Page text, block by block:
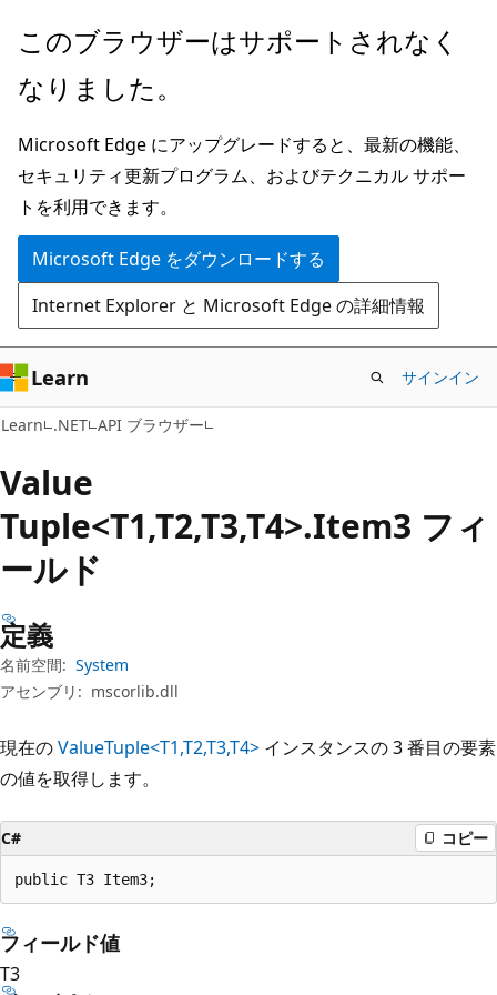
メ
ン
ン
テ
ン
ツ
に
ス
キ
ッ
プ
ペ
ジ
ナ
ビ
ゲ
ー
シ
ョ
ン
に
ス
キ
ッ
プ
このブラウザーはサポートされなく
なりました。
Microsoft Edge にアップグレードすると、最新の機能、
セキュリティ更新プログラム、およびテクニカル サポー
トを利用できます。
Microsoft Edge をダウンロードする
Internet Explorer と Microsoft Edge の詳細情報
Learn サインイン
Learn .NET API ブラウザー
Value
Tuple<T1,T2,T3,T4>.Item3 フィ
ールド
定義
名前空間: System
アセンブリ: mscorlib.dll
現在のValueTuple<T1,T2,T3,T4> インスタンスの 3 番目の要素
の値を取得します。
C# コピー
public T3 Item3;
フィールド値
T3